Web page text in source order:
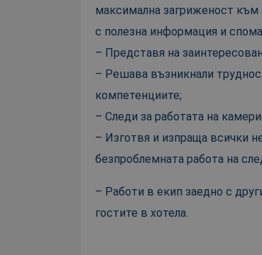
максимална загриженост към
с полезна информация и
– Представя на
– Решава възникнали
компетенциите;
– Следи за работата на
– Изготвя и изпраща всички
безпроблемната работа на
– Работи в екип заедно с
гостите в хотела.